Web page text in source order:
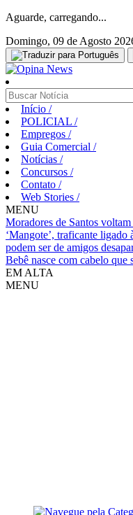
Aguarde, carregando...
Domingo, 09 de Agosto
Início /
POLICIAL /
Empregos /
Guia Comercial /
Notícias /
Concursos /
Contato /
Web Stories /
MENU
Moradores de Santos
‘Mangote’, traficante ligado
podem ser de amigos
Bebê nasce com cabelo que
EM ALTA
MENU